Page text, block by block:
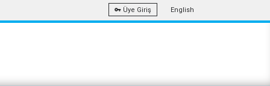
Üye Giriş English